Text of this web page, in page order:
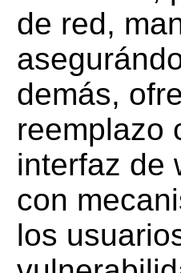
de red,
demás,
reemplazo
interfaz de
con
los